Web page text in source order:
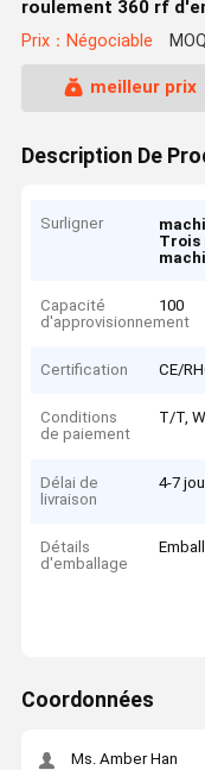
roulement 360 rf
Prix：Négociable
meilleur prix
Description De
Surligner
Trois
Capacité
d'approvisionnement
100
Certification CE/
Conditions
de paiement
T/T,
Délai de
livraison
4-7
Détails
d'emballage
Coordonnées
Ms. Amber Han